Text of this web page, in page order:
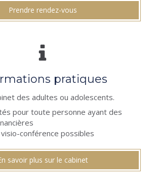
Prendre rendez-vous
pratiques
des adultes ou adolescents.
pour toute personne ayant des
visio-conférence possibles
savoir plus sur le cabinet